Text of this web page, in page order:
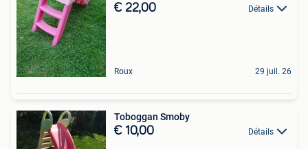
€ 22,00 Détails
Roux 29 juil. 26
Toboggan Smoby
€ 10,00 Détails